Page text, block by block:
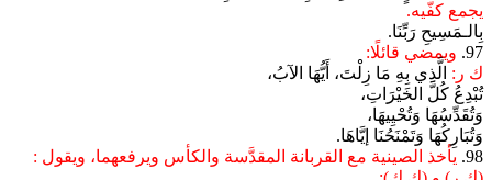
يجمع كفّيه.
بِالـمَسِيحِ رَبِّنَا.
97. ويمضي قائلًا:
ك ر: الَّذِي بِهِ مَا زِلْتَ، أَيُّهَا الآبُ،
تُبْدِعُ كُلَّ الخَيْرَاتِ،
وَتُقَدِّسُهَا وَتُحْيِيهَا،
وَتُبَارِكُهَا وَتَمْنَحُنَا إيَّاهَا.
98. يأخذ الصينية مع القربانة المقدَّسة والكأس ويرفعهما، ويقول :